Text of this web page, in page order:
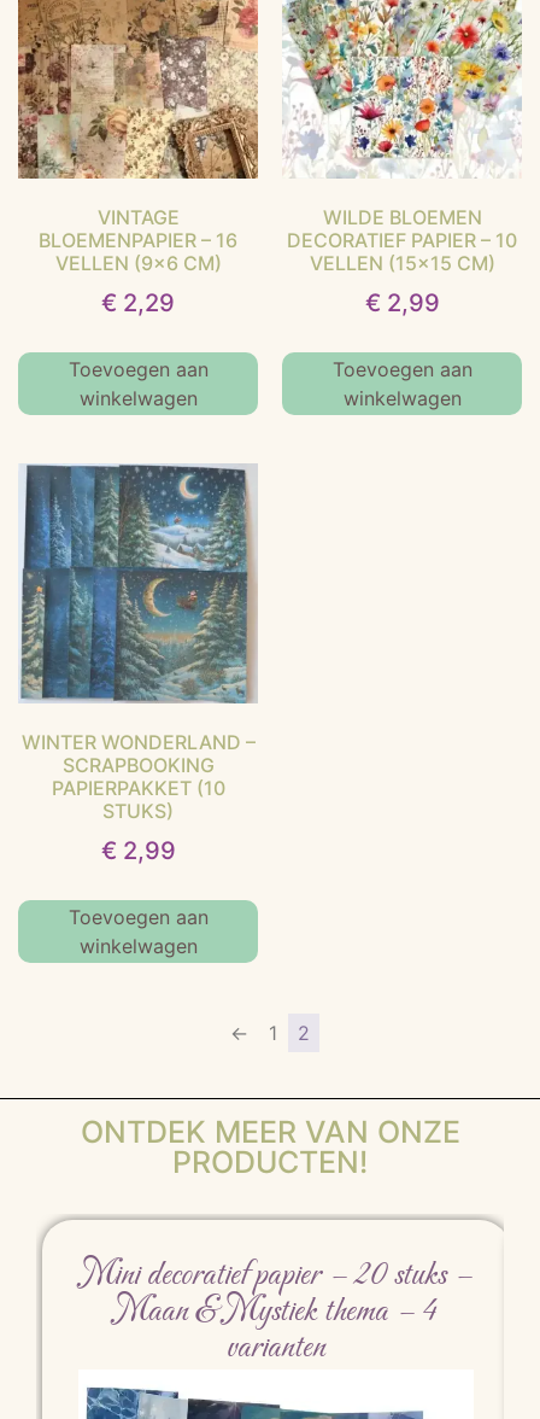
VINTAGE
BLOEMENPAPIER – 16
VELLEN (9×6 CM)
€ 2,29
Toevoegen aan
winkelwagen
WILDE BLOEMEN
DECORATIEF PAPIER – 10
VELLEN (15×15 CM)
€ 2,99
Toevoegen aan
winkelwagen
WINTER WONDERLAND –
SCRAPBOOKING
PAPIERPAKKET (10
STUKS)
€ 2,99
Toevoegen aan
winkelwagen
← 1 2
ONTDEK MEER VAN ONZE
PRODUCTEN!
Mini decoratief papier – 20 stuks –
Maan & Mystiek thema – 4
varianten